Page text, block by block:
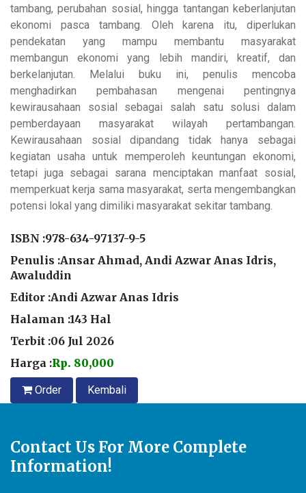
tambang, perubahan sosial, hingga tantangan keberlanjutan
ekonomi pasca tambang. Oleh karena itu, diperlukan
pendekatan yang mampu membantu masyarakat
membangun ekonomi yang lebih mandiri, kreatif, dan
berkelanjutan. Melalui buku ini, penulis mencoba
menghadirkan pembahasan mengenai pentingnya
kewirausahaan sosial sebagai salah satu solusi dalam
pemberdayaan masyarakat wilayah pertambangan.
Kewirausahaan sosial dipandang tidak hanya sebagai
kegiatan usaha untuk memperoleh keuntungan ekonomi,
tetapi juga sebagai sarana menciptakan manfaat sosial,
memperkuat kerja sama masyarakat, serta mengembangkan
potensi lokal yang dimiliki masyarakat sekitar tambang.
ISBN :978-634-97137-9-5
Penulis :Ansar Ahmad, Andi Azwar Anas Idris,
Awaluddin
Editor :Andi Azwar Anas Idris
Halaman :143 Hal
Terbit :06 Jul 2026
Harga :Rp. 80,000
Order Kembali
Contact Us For More Complete
Information!